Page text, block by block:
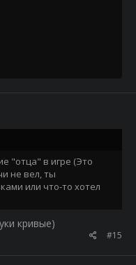
"отца" в игре (Это
не вел, ты
или что-то хотел
кривые)
#15